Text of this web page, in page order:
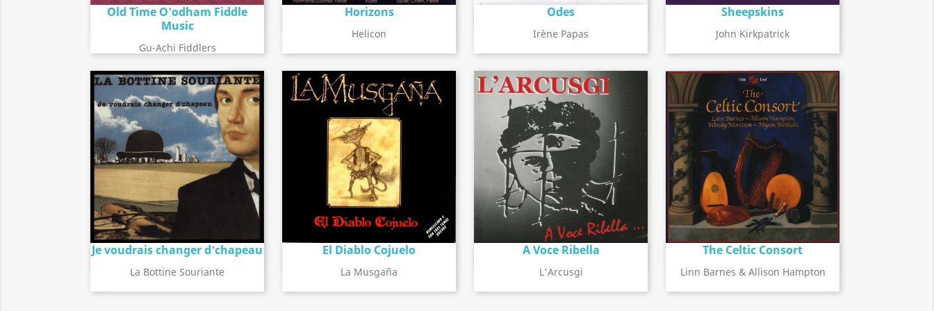
Old Time O'odham Fiddle
Music
Gu-Achi Fiddlers
searchDétail de l'album Horizons
Helicon
Détail de l'album Odes
Irène Papas
Détail de l'album Sheepskins
John Kirkpatrick
Détail de l'album
Je voudrais changer d'chapeau
La Bottine Souriante
searchDétail de l'album El Diablo Cojuelo
La Musgaña
search Détail de l'album A Voce Ribella
L'Arcusgi
searchDétail de l'album The Celtic Consort
Linn Barnes & Allison Hampton
searchDétail de l'album